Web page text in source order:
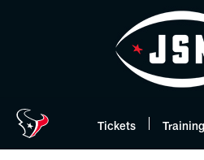
Tickets